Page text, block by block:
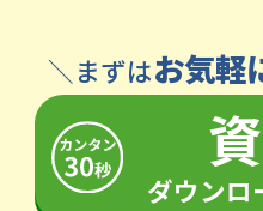
＼まずはお気軽
ダウンロ